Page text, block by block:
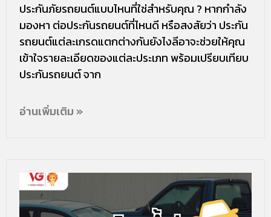
ประกันภัยรถยนต์แบบไหนที่ใช่สำหรับคุณ ? หากกำลัง
มองหา ต่อประกันรถยนต์ที่ไหนดี หรือสงสัยว่า ประกัน
รถยนต์แต่ละเกรดแตกต่างกันยังไงลีอาจะช่วยให้คุณ
เข้าใจรายละเอียดของแต่ละประเภท พร้อมเปรียบเทียบ
ประกันรถยนต์ จาก
อ่านเพิ่มเติม »